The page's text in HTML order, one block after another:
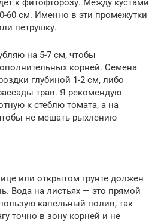
к фитофторозу. Между кустами
60 см. Именно в эти промежутки
петрушку.
на 5-7 см, чтобы
корней. Семена
глубиной 1-2 см, либо
трав. Я рекомендую
к стеблю томата, а на
не мешать рыхлению
или открытом грунте должен
Вода на листьях — это прямой
капельный полив, так
точно в зону корней и не